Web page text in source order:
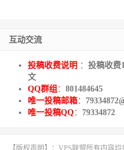
互动交流
投稿收费说明 ： 投稿收费
文
QQ群组 ： 801484645
唯一投稿邮箱：
唯一投稿QQ： 79334872